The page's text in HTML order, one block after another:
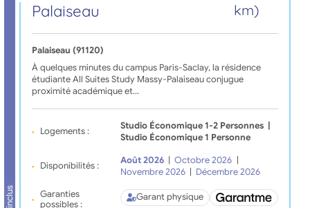
Palaiseau
km)
Palaiseau (91120)
À quelques minutes du campus Paris-Saclay, la résidence
étudiante All Suites Study Massy-Palaiseau conjugue
proximité académique et…
Logements :
Studio Économique 1-2 Personnes |
Studio Économique 1 Personne
Disponibilités :
Août 2026 | Octobre 2026 |
Novembre 2026 | Décembre 2026
Garanties
possibles :
Garant physique